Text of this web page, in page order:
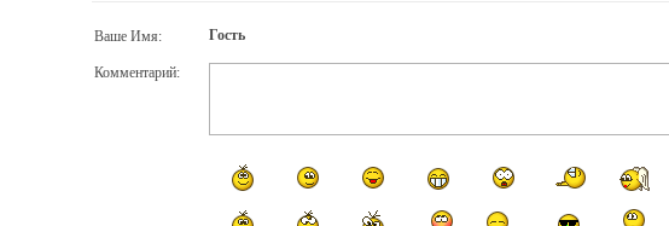
Ваше Имя: Гость
Комментарий: